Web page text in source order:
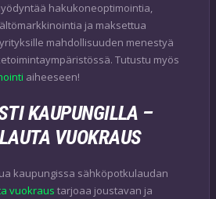
hakukoneoptimointia,
ja maksettua
mahdollisuuden menestyä
Tutustu myös
aiheeseen!
KAUPUNGILLA –
VUOKRAUS
kaupungissa sähköpotkulaudan
vuokraus tarjoaa joustavan ja